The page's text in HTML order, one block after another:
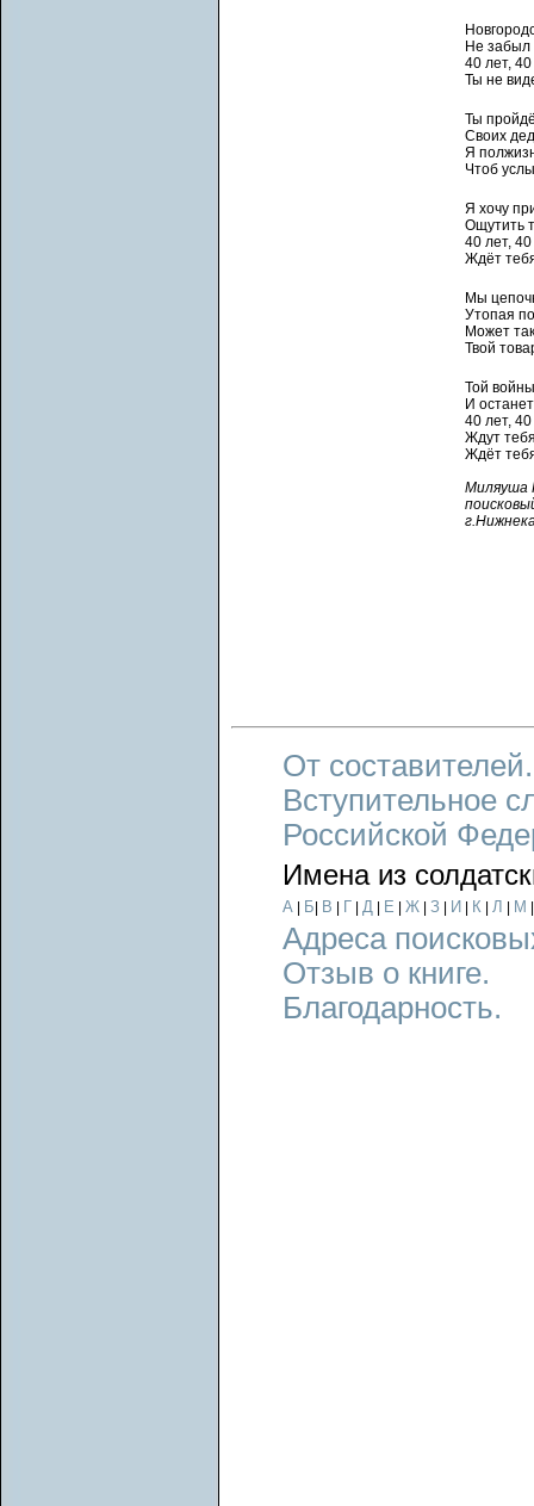
Не забыл
40 лет,
Ты не
Ты
Своих
Я
Чтоб
Я хочу
Ощутить
40 лет,
Ждёт
Мы
Утопая
Может
Твой
Той
И
40 лет,
Ждут
Ждёт
Миляуша
От составителей.
Вступительное
Российской
Имена из
А Б В Г Д Е Ж З И К Л М
Адреса
Отзыв о книге.
Благодарность.